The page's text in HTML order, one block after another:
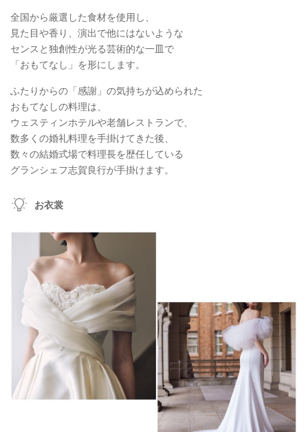
全国から厳選した食材を使用し、
見た目や香り、演出で他にはないような
センスと独創性が光る芸術的な一皿で
「おもてなし」を形にします。
ふたりからの「感謝」の気持ちが込められた
おもてなしの料理は、
ウェスティンホテルや老舗レストランで、
数多くの婚礼料理を手掛けてきた後、
数々の結婚式場で料理長を歴任している
グランシェフ志賀良行が手掛けます。
お衣裳